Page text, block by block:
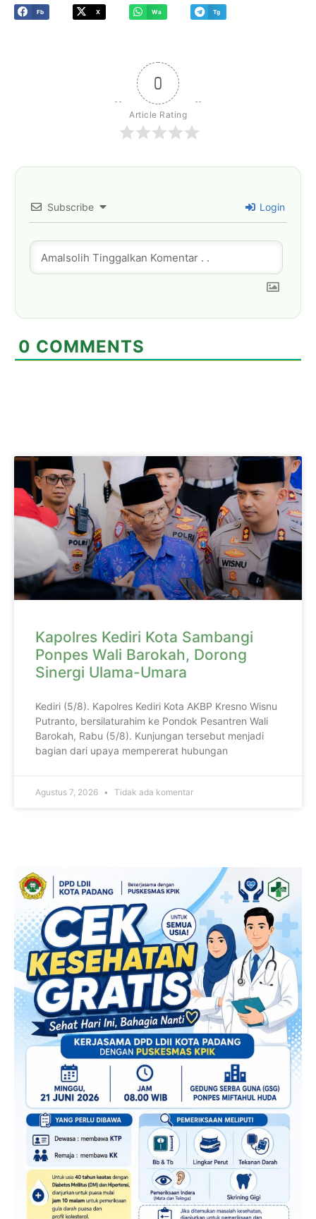
Fb X Wa Tg
0
Article Rating
Subscribe Login
0 COMMENTS
Kapolres Kediri Kota Sambangi
Ponpes Wali Barokah, Dorong
Sinergi Ulama-Umara
Kediri (5/8). Kapolres Kediri Kota AKBP Kresno Wisnu
Putranto, bersilaturahim ke Pondok Pesantren Wali
Barokah, Rabu (5/8). Kunjungan tersebut menjadi
bagian dari upaya mempererat hubungan
Agustus 7, 2026 Tidak ada komentar